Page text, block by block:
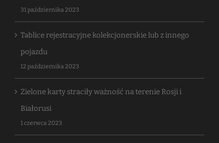
31 października 2023
Tablice rejestracyjne kolekcjonerskie lub z innego
pojazdu
12 października 2023
Zielone karty straciły ważność na terenie Rosji i
Białorusi
1 czerwca 2023